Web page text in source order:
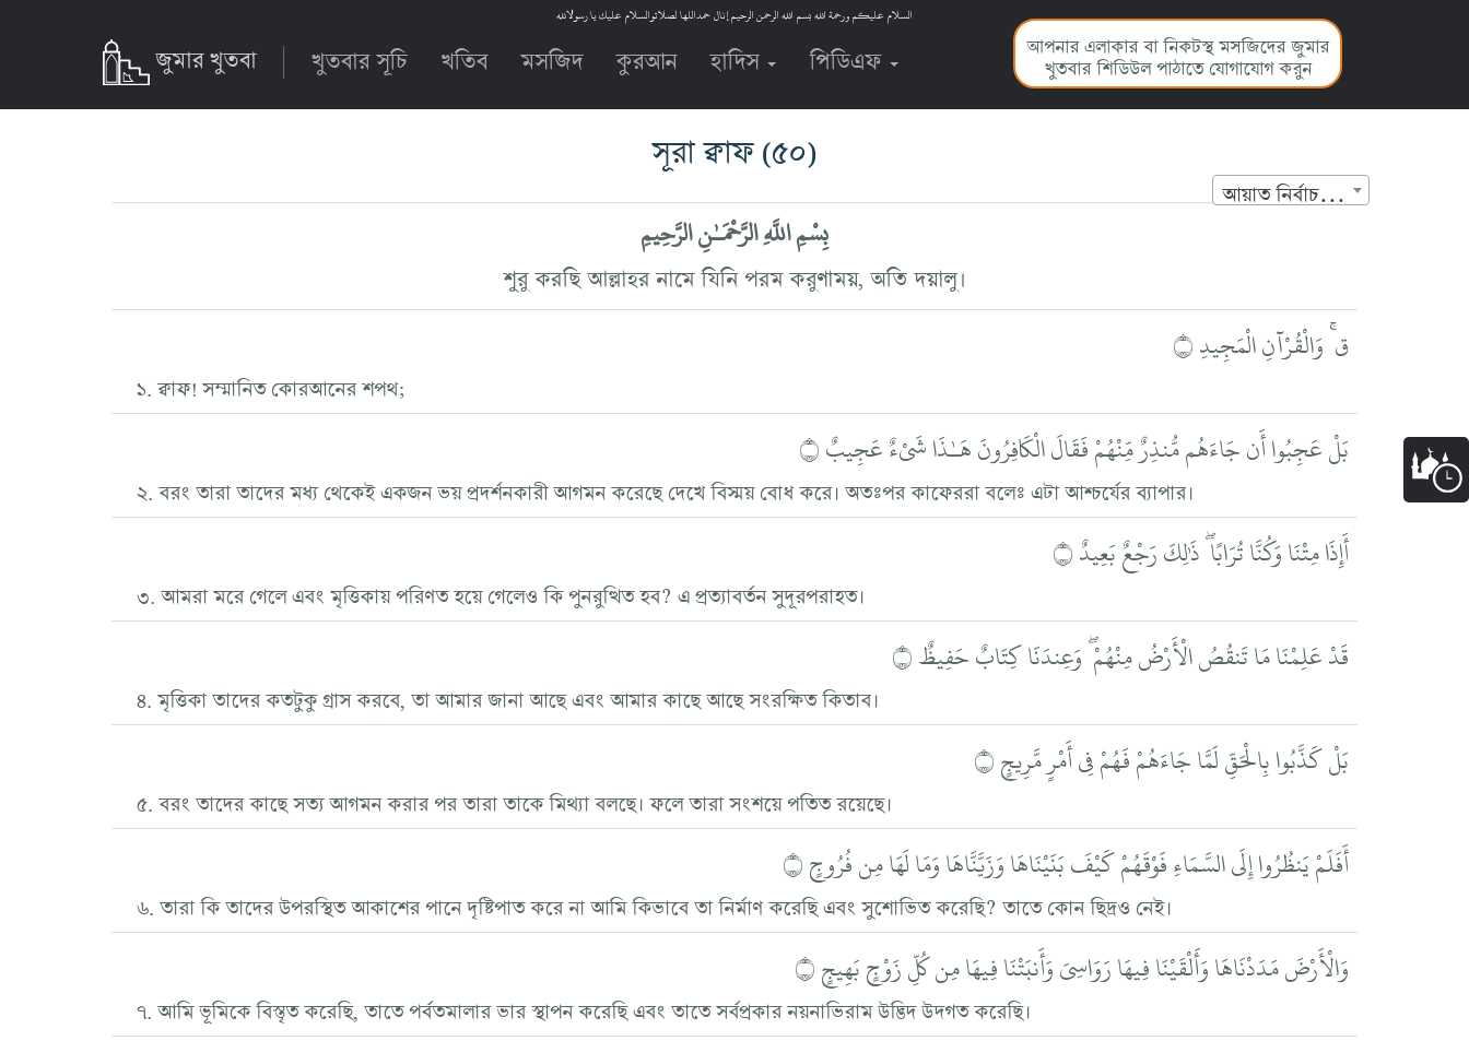
السلام عليكم ورحمة الله بسم الله الرحمن الرحيم إنال حمداللها لصلاتوالسلام عليك يا رسولالله
জুমার খুতবা খুতবার সূচি খতিব মসজিদ কুরআন হাদিস পিডিএফ
আপনার এলাকার বা নিকটস্থ মসজিদের জুমার
খুতবার শিডিউল পাঠাতে যোগাযোগ করুন
সূরা ক্বাফ (৫০)
আয়াত নির্বাচন করুন
بِسْمِ اللَّهِ الرَّحْمَـٰنِ الرَّحِيمِ
শুরু করছি আল্লাহর নামে যিনি পরম করুণাময়, অতি দয়ালু।
ق ۚ وَالْقُرْآنِ الْمَجِيدِ ۝
১. ক্বাফ! সম্মানিত কোরআনের শপথ;
بَلْ عَجِبُوا أَن جَاءَهُم مُّنذِرٌ مِّنْهُمْ فَقَالَ الْكَافِرُونَ هَـٰذَا شَيْءٌ عَجِيبٌ ۝
২. বরং তারা তাদের মধ্য থেকেই একজন ভয় প্রদর্শনকারী আগমন করেছে দেখে বিস্ময় বোধ করে। অতঃপর কাফেররা বলেঃ এটা আশ্চর্যের ব্যাপার।
أَإِذَا مِتْنَا وَكُنَّا تُرَابًا ۖ ذَٰلِكَ رَجْعٌ بَعِيدٌ ۝
৩. আমরা মরে গেলে এবং মৃত্তিকায় পরিণত হয়ে গেলেও কি পুনরুত্থিত হব? এ প্রত্যাবর্তন সুদূরপরাহত।
قَدْ عَلِمْنَا مَا تَنقُصُ الْأَرْضُ مِنْهُمْ ۖ وَعِندَنَا كِتَابٌ حَفِيظٌ ۝
৪. মৃত্তিকা তাদের কতটুকু গ্রাস করবে, তা আমার জানা আছে এবং আমার কাছে আছে সংরক্ষিত কিতাব।
بَلْ كَذَّبُوا بِالْحَقِّ لَمَّا جَاءَهُمْ فَهُمْ فِي أَمْرٍ مَّرِيجٍ ۝
৫. বরং তাদের কাছে সত্য আগমন করার পর তারা তাকে মিথ্যা বলছে। ফলে তারা সংশয়ে পতিত রয়েছে।
أَفَلَمْ يَنظُرُوا إِلَى السَّمَاءِ فَوْقَهُمْ كَيْفَ بَنَيْنَاهَا وَزَيَّنَّاهَا وَمَا لَهَا مِن فُرُوجٍ ۝
৬. তারা কি তাদের উপরস্থিত আকাশের পানে দৃষ্টিপাত করে না আমি কিভাবে তা নির্মাণ করেছি এবং সুশোভিত করেছি? তাতে কোন ছিদ্রও নেই।
وَالْأَرْضَ مَدَدْنَاهَا وَأَلْقَيْنَا فِيهَا رَوَاسِيَ وَأَنبَتْنَا فِيهَا مِن كُلِّ زَوْجٍ بَهِيجٍ ۝
৭. আমি ভূমিকে বিস্তৃত করেছি, তাতে পর্বতমালার ভার স্থাপন করেছি এবং তাতে সর্বপ্রকার নয়নাভিরাম উদ্ভিদ উদগত করেছি।